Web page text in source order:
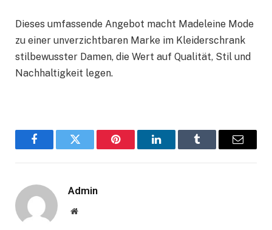
Dieses umfassende Angebot macht Madeleine Mode
zu einer unverzichtbaren Marke im Kleiderschrank
stilbewusster Damen, die Wert auf Qualität, Stil und
Nachhaltigkeit legen.
FacebookTwitter Pinterest LinkedInTumblr Email
Admin
Website